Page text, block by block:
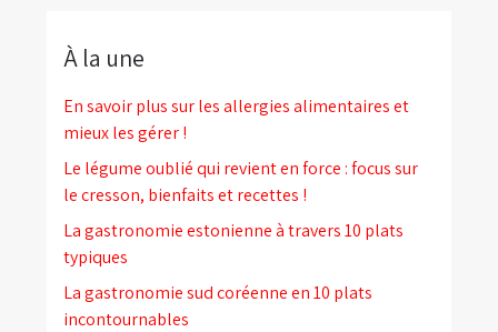
À la une
En savoir plus sur les allergies alimentaires et
mieux les gérer !
Le légume oublié qui revient en force : focus sur
le cresson, bienfaits et recettes !
La gastronomie estonienne à travers 10 plats
typiques
La gastronomie sud coréenne en 10 plats
incontournables